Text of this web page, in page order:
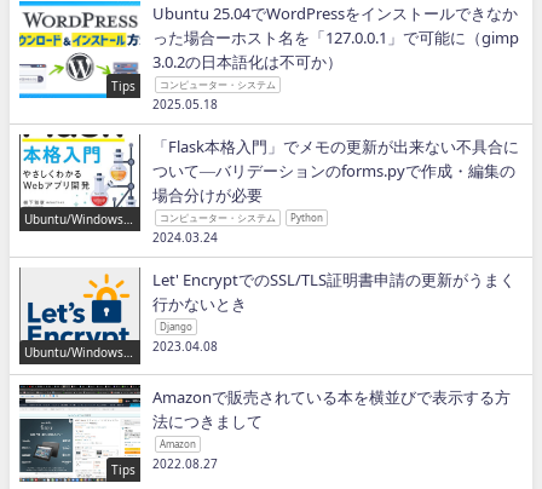
Tips
Ubuntu 25.04でWordPressをインストールできなか
った場合ーホスト名を「127.0.0.1」で可能に（gimp
3.0.2の日本語化は不可か）
コンピューター・システム
2025.05.18
Ubuntu/Windows/P
「Flask本格入門」でメモの更新が出来ない不具合に
ついて―バリデーションのforms.pyで作成・編集の
場合分けが必要
コンピューター・システム Python
2024.03.24
Ubuntu/Windows/P
ython/IT
Let' EncryptでのSSL/TLS証明書申請の更新がうまく
行かないとき
Django
2023.04.08
Tips
Amazonで販売されている本を横並びで表示する方
法につきまして
Amazon
2022.08.27